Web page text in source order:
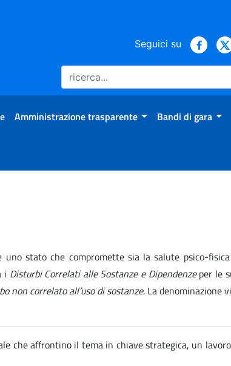
Seguici su
Amministrazione trasparente Bandi di gara
stato che compromette sia la salute psico-
i Disturbi Correlati alle Sostanze e Dipendenzeper le
non correlato all’uso di sostanze. La denominazione
che affrontino il tema in chiave strategica, un